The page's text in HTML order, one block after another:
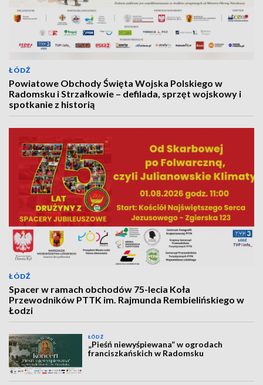
ŁÓDŹ
Powiatowe Obchody Święta Wojska Polskiego w
Radomsku i Strzałkowie – defilada, sprzęt wojskowy i
spotkanie z historią
ŁÓDŹ
Spacer w ramach obchodów 75-lecia Koła
Przewodników PTTK im. Rajmunda Rembielińskiego w
Łodzi
ŁÓDŹ
„Pieśń niewyśpiewana” w ogrodach
franciszkańskich w Radomsku